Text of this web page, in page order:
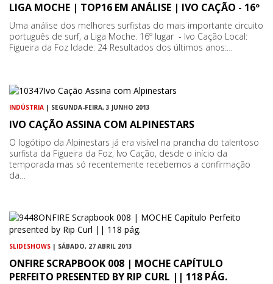
LIGA MOCHE | TOP16 EM ANÁLISE | IVO CAÇÃO - 16º
Uma análise dos melhores surfistas do mais importante circuito
português de surf, a Liga Moche. 16º lugar - Ivo Cação Local:
Figueira da Foz Idade: 24 Resultados dos últimos anos:…
INDÚSTRIA | SEGUNDA-FEIRA, 3 JUNHO 2013
IVO CAÇÃO ASSINA COM ALPINESTARS
O logótipo da Alpinestars já era visível na prancha do talentoso
surfista da Figueira da Foz, Ivo Cação, desde o início da
temporada mas só recentemente recebemos a confirmação
da…
SLIDESHOWS | SÁBADO, 27 ABRIL 2013
ONFIRE SCRAPBOOK 008 | MOCHE CAPÍTULO
PERFEITO PRESENTED BY RIP CURL || 118 PÁG.